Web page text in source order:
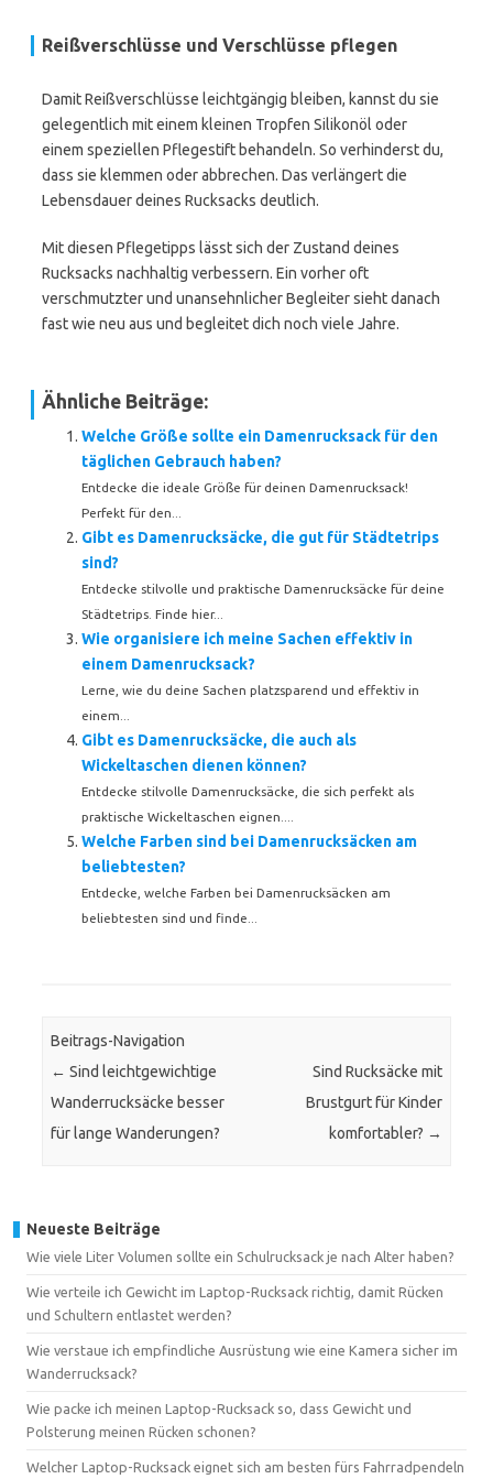
Reißverschlüsse und Verschlüsse pflegen
Damit Reißverschlüsse leichtgängig bleiben, kannst du sie
gelegentlich mit einem kleinen Tropfen Silikonöl oder
einem speziellen Pflegestift behandeln. So verhinderst du,
dass sie klemmen oder abbrechen. Das verlängert die
Lebensdauer deines Rucksacks deutlich.
Mit diesen Pflegetipps lässt sich der Zustand deines
Rucksacks nachhaltig verbessern. Ein vorher oft
verschmutzter und unansehnlicher Begleiter sieht danach
fast wie neu aus und begleitet dich noch viele Jahre.
Ähnliche Beiträge:
Welche Größe sollte ein Damenrucksack für den
täglichen Gebrauch haben?
Entdecke die ideale Größe für deinen Damenrucksack!
Perfekt für den...
Gibt es Damenrucksäcke, die gut für Städtetrips
sind?
Entdecke stilvolle und praktische Damenrucksäcke für deine
Städtetrips. Finde hier...
Wie organisiere ich meine Sachen effektiv in
einem Damenrucksack?
Lerne, wie du deine Sachen platzsparend und effektiv in
einem...
Gibt es Damenrucksäcke, die auch als
Wickeltaschen dienen können?
Entdecke stilvolle Damenrucksäcke, die sich perfekt als
praktische Wickeltaschen eignen....
Welche Farben sind bei Damenrucksäcken am
beliebtesten?
Entdecke, welche Farben bei Damenrucksäcken am
beliebtesten sind und finde...
Beitrags-Navigation
← Sind leichtgewichtige
Wanderrucksäcke besser
für lange Wanderungen?
Sind Rucksäcke mit
Brustgurt für Kinder
komfortabler? →
Neueste Beiträge
Wie viele Liter Volumen sollte ein Schulrucksack je nach Alter haben?
Wie verteile ich Gewicht im Laptop-Rucksack richtig, damit Rücken
und Schultern entlastet werden?
Wie verstaue ich empfindliche Ausrüstung wie eine Kamera sicher im
Wanderrucksack?
Wie packe ich meinen Laptop-Rucksack so, dass Gewicht und
Polsterung meinen Rücken schonen?
Welcher Laptop-Rucksack eignet sich am besten fürs Fahrradpendeln